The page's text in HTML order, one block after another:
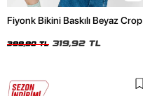
Fiyonk Bikini Baskılı Beyaz Crop
399,90 TL 319,92 TL